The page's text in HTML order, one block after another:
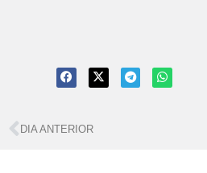
DIA ANTERIOR